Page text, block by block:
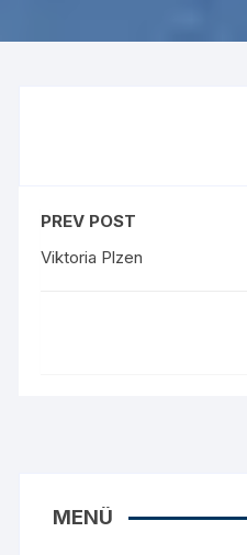
PREV POST
Viktoria Plzen
MENÜ